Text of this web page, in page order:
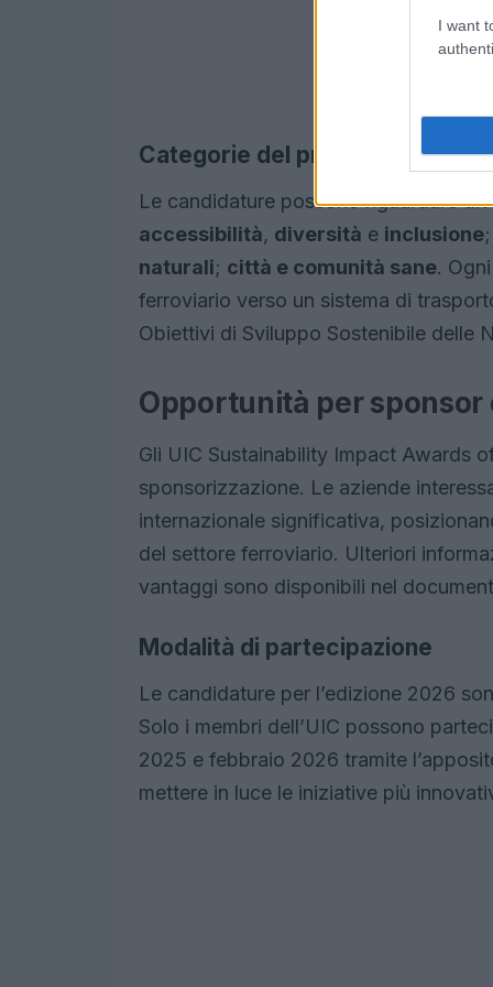
I want
Categorie del premio
Le candidature possono riguardare
accessibilità, diversità e inclusione;
naturali; città e comunità sane.
ferroviario verso un sistema di
Obiettivi di Sviluppo Sostenibile delle
Opportunità per sponsor
Gli UIC Sustainability Impact Awards
sponsorizzazione. Le aziende
internazionale significativa,
del settore ferroviario. Ulteriori
vantaggi sono disponibili nel
Modalità di partecipazione
Le candidature per l’edizione 2026
Solo i membri dell’UIC possono
2025 e febbraio 2026 tramite
mettere in luce le iniziative più